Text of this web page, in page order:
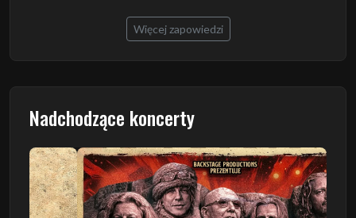
Więcej zapowiedzi
Nadchodzące koncerty